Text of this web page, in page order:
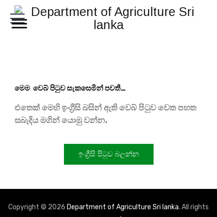
මෙම වෙබ් පිටුව සැකසෙමින් පවතී…
එතෙක් මෙහි ඉංග්‍රීසි බසින් ඇති වෙබ් පිටුව වෙත පහත
සබැදිය මගින් යොමු වන්න.
ඉංග්‍රීසි පිටුව බලන්න
Copyright © 2026 Department of Agriculture Sri lanka. All rights